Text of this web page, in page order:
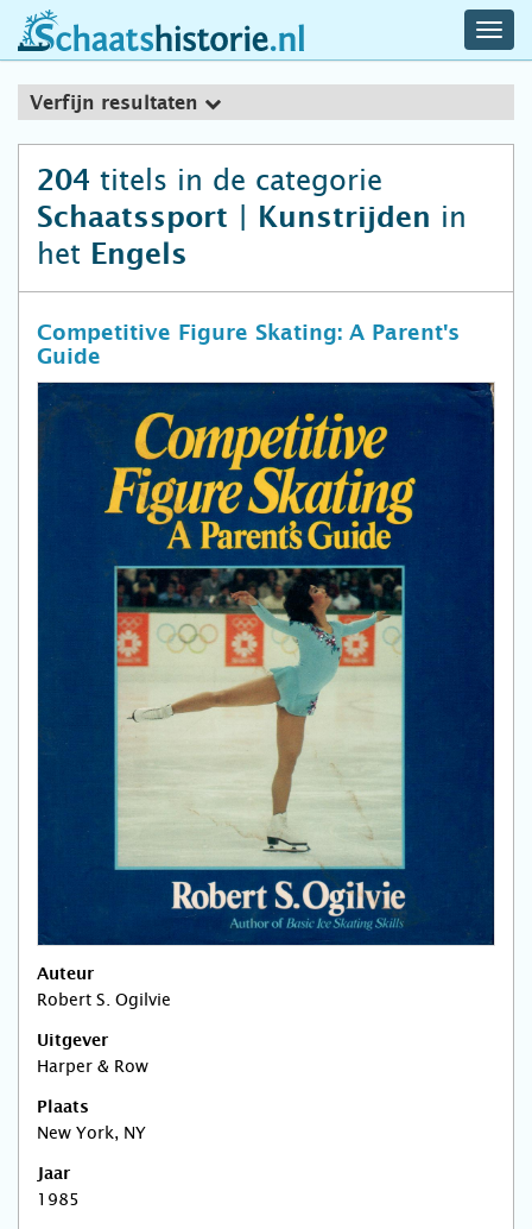
schaatshistorie.nl
Verfijn resultaten
204 titels in de categorie
Schaatssport | Kunstrijden in
het Engels
Competitive Figure Skating: A Parent's
Guide
Auteur
Robert S. Ogilvie
Uitgever
Harper & Row
Plaats
New York, NY
Jaar
1985